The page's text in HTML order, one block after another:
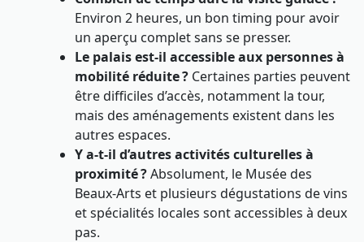
Environ 2 heures, un bon timing pour avoir
un aperçu complet sans se presser.
Le palais est-il accessible aux personnes à
mobilité réduite ? Certaines parties peuvent
être difficiles d’accès, notamment la tour,
mais des aménagements existent dans les
autres espaces.
Y a-t-il d’autres activités culturelles à
proximité ?Absolument, le Musée des
Beaux-Arts et plusieurs dégustations de vins
et spécialités locales sont accessibles à deux
pas.